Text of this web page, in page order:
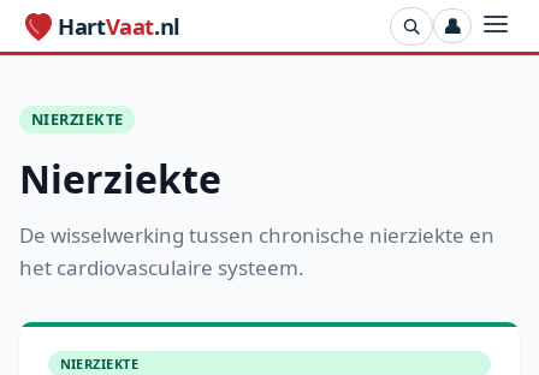
HartVaat.nl 👤
NIERZIEKTE
Nierziekte
De wisselwerking tussen chronische nierziekte en
het cardiovasculaire systeem.
NIERZIEKTE